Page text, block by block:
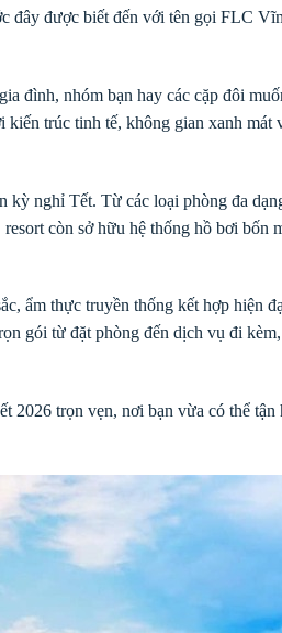
được biết đến với tên gọi FLC
đình, nhóm bạn hay các cặp đôi
trúc tinh tế, không gian xanh mát
nghỉ Tết. Từ các loại phòng đa
còn sở hữu hệ thống hồ bơi bốn
ẩm thực truyền thống kết hợp hiện
gói từ đặt phòng đến dịch vụ đi
trọn vẹn, nơi bạn vừa có thể tận